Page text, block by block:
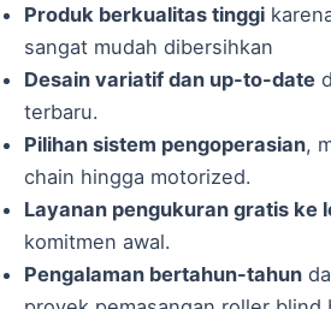
Produk berkualitas tinggi
sangat mudah dibersihkan
Desain variatif dan up-to-date
terbaru.
Pilihan sistem pengoperasian,
chain hingga motorized.
Layanan pengukuran gratis ke
komitmen awal.
Pengalaman bertahun-tahun